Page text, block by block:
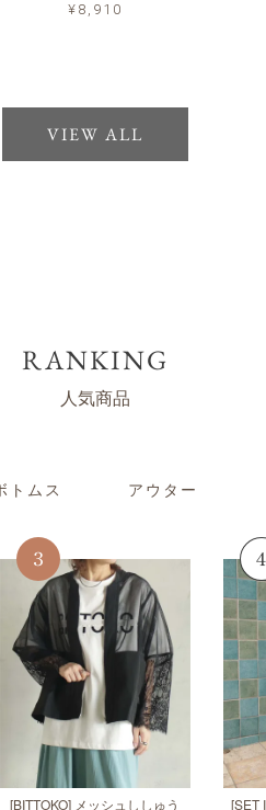
¥8,910
VIEW ALL
RANKING
人気商品
トムス アウター
[BITTOKO] メッシュししゅう
[SET